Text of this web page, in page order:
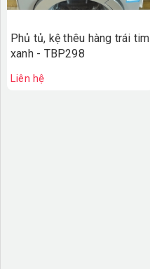
Phủ tủ, kệ thêu hàng trái tim
xanh - TBP298
Liên hệ